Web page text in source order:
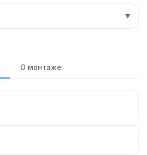
▼
О монтаже